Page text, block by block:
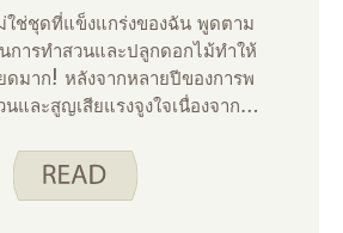
ใช่ชุดที่แข็งแกร่งของฉัน พูดตาม
การทําสวนและปลูกดอกไม้ทําให้
ดมาก! หลังจากหลายปีของการพ
และสูญเสียแรงจูงใจเนื่องจาก
าผลผลิตของครอบครัวของฉันจะ
ร้านขายของชําหรือตลาดของ